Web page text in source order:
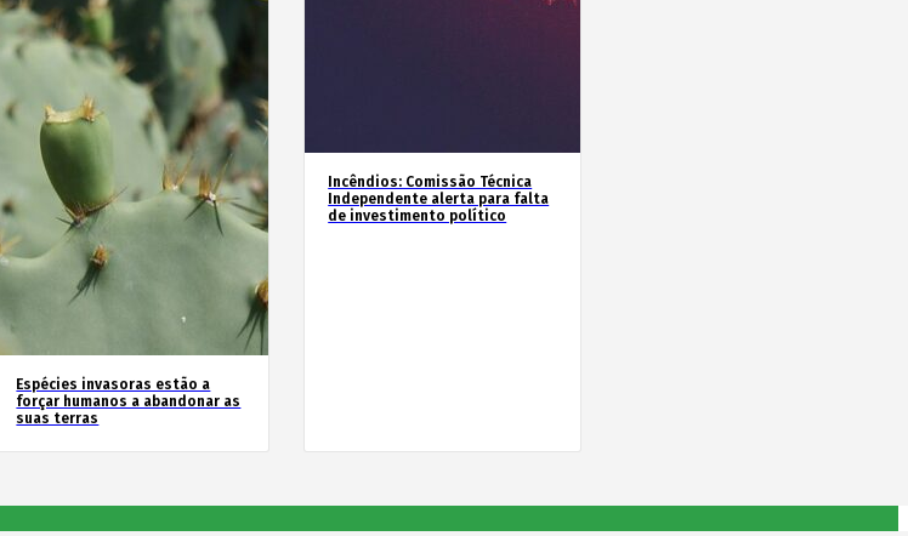
Espécies invasoras estão a
forçar humanos a abandonar as
suas terras
Incêndios: Comissão Técnica
Independente alerta para falta
de investimento político